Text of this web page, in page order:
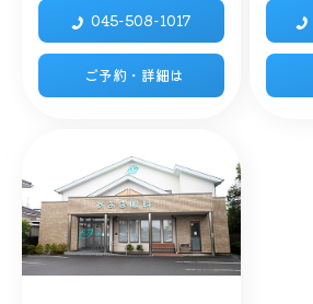
045-508-1017
ご予約・詳細は